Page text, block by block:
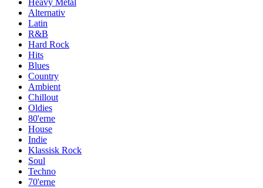
Heavy Metal
Alternativ
Latin
R&B
Hard Rock
Hits
Blues
Country
Ambient
Chillout
Oldies
80'erne
House
Indie
Klassisk Rock
Soul
Techno
70'erne